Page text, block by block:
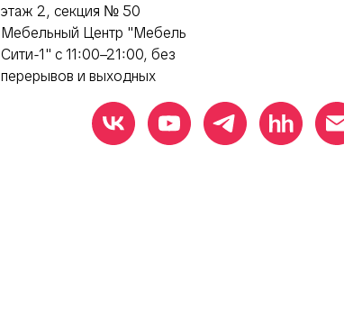
этаж 2, секция № 50
Мебельный Центр "Мебель
Сити-1" с 11:00–21:00, без
перерывов и выходных